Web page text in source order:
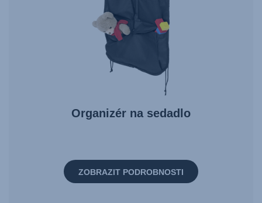
Organizér na sedadlo
ZOBRAZIT PODROBNOSTI